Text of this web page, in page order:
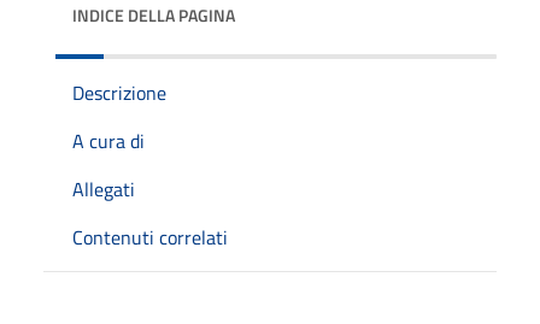
INDICE DELLA PAGINA
Descrizione
A cura di
Allegati
Contenuti correlati